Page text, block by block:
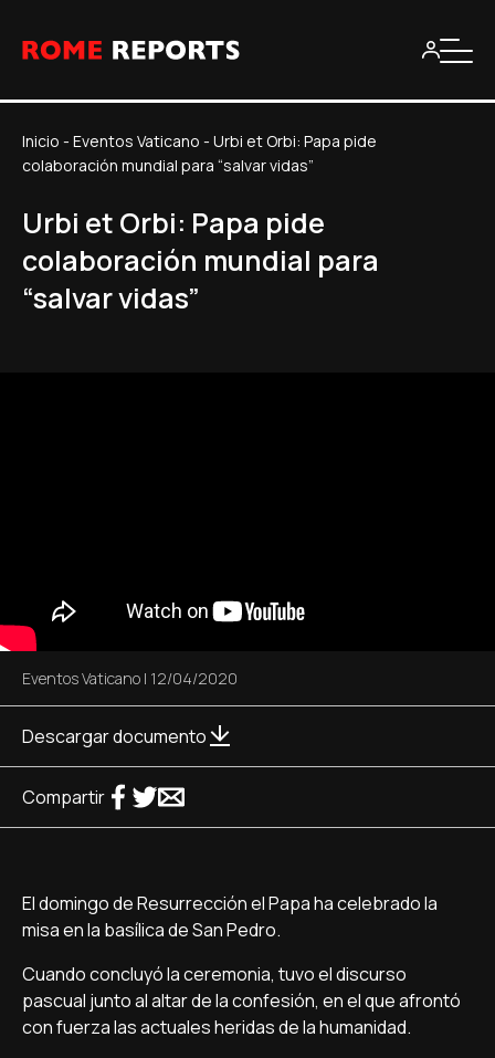
Inicio - Eventos Vaticano - Urbi et Orbi: Papa pide
colaboración mundial para “salvar vidas”
Urbi et Orbi: Papa pide
colaboración mundial para
“salvar vidas”
Eventos Vaticano | 12/04/2020
Descargar documento
Compartir
El domingo de Resurrección el Papa ha celebrado la
misa en la basílica de San Pedro.
Cuando concluyó la ceremonia, tuvo el discurso
pascual junto al altar de la confesión, en el que afrontó
con fuerza las actuales heridas de la humanidad.